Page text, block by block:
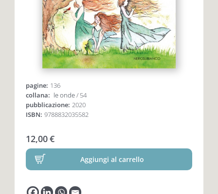
i traghetti
i fuori collana
Premio letterario Giallovalle
il tuo carrello
Search
pagine: 136
collana: le onde/ 54
pubblicazione: 2020
ISBN: 9788832035582
12,00€
Aggiungi al carrello